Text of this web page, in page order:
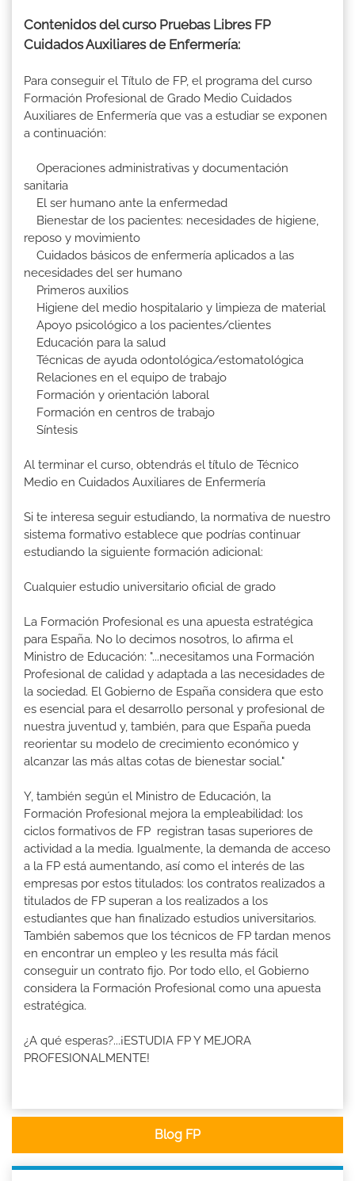
Contenidos del curso Pruebas Libres FP
Cuidados Auxiliares de Enfermería:
Para conseguir el Título de FP, el programa del curso
Formación Profesional de Grado Medio Cuidados
Auxiliares de Enfermería que vas a estudiar se exponen
a continuación:
Operaciones administrativas y documentación
sanitaria
El ser humano ante la enfermedad
Bienestar de los pacientes: necesidades de higiene,
reposo y movimiento
Cuidados básicos de enfermería aplicados a las
necesidades del ser humano
Primeros auxilios
Higiene del medio hospitalario y limpieza de material
Apoyo psicológico a los pacientes/clientes
Educación para la salud
Técnicas de ayuda odontológica/estomatológica
Relaciones en el equipo de trabajo
Formación y orientación laboral
Formación en centros de trabajo
Síntesis
Al terminar el curso, obtendrás el título de Técnico
Medio en Cuidados Auxiliares de Enfermería
Si te interesa seguir estudiando, la normativa de nuestro
sistema formativo establece que podrías continuar
estudiando la siguiente formación adicional:
Cualquier estudio universitario oficial de grado
La Formación Profesional es una apuesta estratégica
para España. No lo decimos nosotros, lo afirma el
Ministro de Educación: "...necesitamos una Formación
Profesional de calidad y adaptada a las necesidades de
la sociedad. El Gobierno de España considera que esto
es esencial para el desarrollo personal y profesional de
nuestra juventud y, también, para que España pueda
reorientar su modelo de crecimiento económico y
alcanzar las más altas cotas de bienestar social."
Y, también según el Ministro de Educación, la
Formación Profesional mejora la empleabilidad: los
ciclos formativos de FP registran tasas superiores de
actividad a la media. Igualmente, la demanda de acceso
a la FP está aumentando, así como el interés de las
empresas por estos titulados: los contratos realizados a
titulados de FP superan a los realizados a los
estudiantes que han finalizado estudios universitarios.
También sabemos que los técnicos de FP tardan menos
en encontrar un empleo y les resulta más fácil
conseguir un contrato fijo. Por todo ello, el Gobierno
considera la Formación Profesional como una apuesta
estratégica.
¿A qué esperas?...¡ESTUDIA FP Y MEJORA
PROFESIONALMENTE!
Blog FP